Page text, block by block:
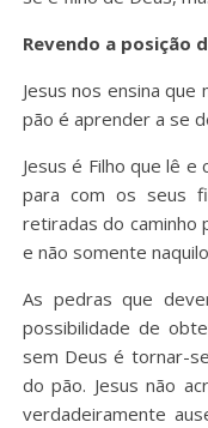
Revendo a posição
Jesus nos ensina
pão é aprender a se
Jesus é Filho que lê
para com os seus
retiradas do caminho
e não somente
As pedras que
possibilidade de
sem Deus é tornar-
do pão. Jesus não
verdadeiramente